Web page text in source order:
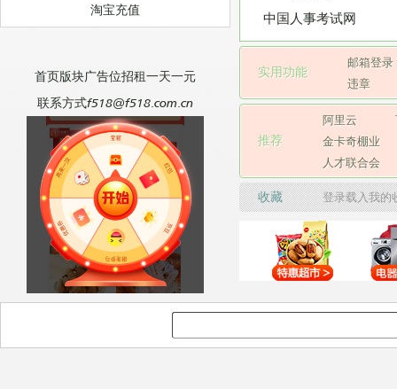
中国人事考试网
实用功能
邮箱登录
违章
推荐
阿里云
金卡奇棚业
人才联合会
收藏 登录载入我
淘宝充值
首页版块广告位招租一天一元
联系方式f518@f518.com.cn